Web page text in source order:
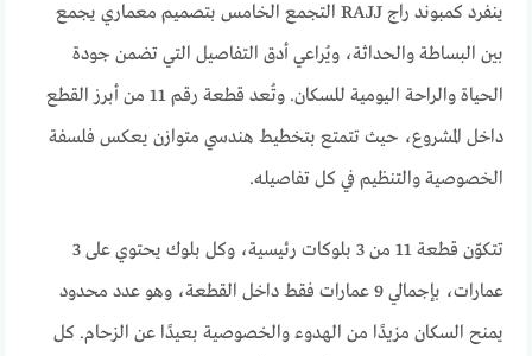
ينفرد كمبوند راج RAJJ التجمع الخامس بتصميم معماري يجمع
بين البساطة والحداثة، ويُراعي أدق التفاصيل التي تضمن جودة
الحياة والراحة اليومية للسكان. وتُعد قطعة رقم 11 من أبرز القطع
داخل المشروع، حيث تتمتع بتخطيط هندسي متوازن يعكس فلسفة
الخصوصية والتنظيم في كل تفاصيله.
تتكوّن قطعة 11 من 3 بلوكات رئيسية، وكل بلوك يحتوي على 3
عمارات، بإجمالي 9 عمارات فقط داخل القطعة، وهو عدد محدود
يمنح السكان مزيدًا من الهدوء والخصوصية بعيدًا عن الزحام. كل